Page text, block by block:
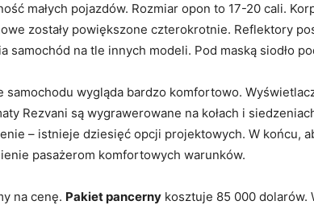
małych pojazdów. Rozmiar opon to 17-20 cali.
zostały powiększone czterokrotnie. Reflektory
samochód na tle innych modeli. Pod maską siodło
samochodu wygląda bardzo komfortowo.
Rezvani są wygrawerowane na kołach i
– istnieje dziesięć opcji projektowych. W końcu,
pasażerom komfortowych warunków.
na cenę. Pakiet pancerny kosztuje 85 000 dolarów.